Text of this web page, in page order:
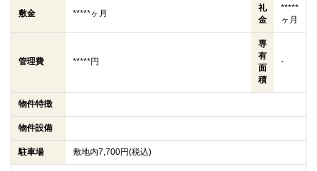
敷金 *****ヶ月
礼
金
*****
ヶ月
管理費 *****円
専
有
面
積
-
物件特徴
物件設備
駐車場 敷地内7,700円(税込)